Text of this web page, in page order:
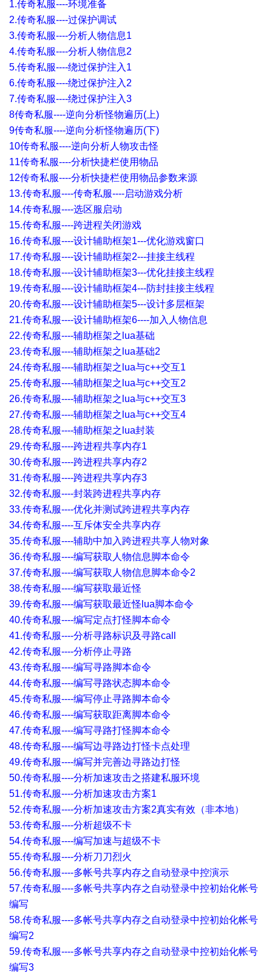
1.传奇私服----环境准备
2.传奇私服----过保护调试
3.传奇私服----分析人物信息1
4.传奇私服----分析人物信息2
5.传奇私服----绕过保护注入1
6.传奇私服----绕过保护注入2
7.传奇私服----绕过保护注入3
8传奇私服----逆向分析怪物遍历(上)
9传奇私服----逆向分析怪物遍历(下)
10传奇私服----逆向分析人物攻击怪
11传奇私服----分析快捷栏使用物品
12传奇私服----分析快捷栏使用物品参数来源
13.传奇私服----传奇私服----启动游戏分析
14.传奇私服----选区服启动
15.传奇私服----跨进程关闭游戏
16.传奇私服----设计辅助框架1---优化游戏窗口
17.传奇私服----设计辅助框架2---挂接主线程
18.传奇私服----设计辅助框架3---优化挂接主线程
19.传奇私服----设计辅助框架4---防封挂接主线程
20.传奇私服----设计辅助框架5---设计多层框架
21.传奇私服----设计辅助框架6----加入人物信息
22.传奇私服----辅助框架之lua基础
23.传奇私服----辅助框架之lua基础2
24.传奇私服----辅助框架之lua与c++交互1
25.传奇私服----辅助框架之lua与c++交互2
26.传奇私服----辅助框架之lua与c++交互3
27.传奇私服----辅助框架之lua与c++交互4
28.传奇私服----辅助框架之lua封装
29.传奇私服----跨进程共享内存1
30.传奇私服----跨进程共享内存2
31.传奇私服----跨进程共享内存3
32.传奇私服----封装跨进程共享内存
33.传奇私服----优化并测试跨进程共享内存
34.传奇私服----互斥体安全共享内存
35.传奇私服----辅助中加入跨进程共享人物对象
36.传奇私服----编写获取人物信息脚本命令
37.传奇私服----编写获取人物信息脚本命令2
38.传奇私服----编写获取最近怪
39.传奇私服----编写获取最近怪lua脚本命令
40.传奇私服----编写定点打怪脚本命令
41.传奇私服----分析寻路标识及寻路call
42.传奇私服----分析停止寻路
43.传奇私服----编写寻路脚本命令
44.传奇私服----编写寻路状态脚本命令
45.传奇私服----编写停止寻路脚本命令
46.传奇私服----编写获取距离脚本命令
47.传奇私服----编写寻路打怪脚本命令
48.传奇私服----编写边寻路边打怪卡点处理
49.传奇私服----编写并完善边寻路边打怪
50.传奇私服----分析加速攻击之搭建私服环境
51.传奇私服----分析加速攻击方案1
52.传奇私服----分析加速攻击方案2真实有效（非本地）
53.传奇私服----分析超级不卡
54.传奇私服----编写加速与超级不卡
55.传奇私服----分析刀刀烈火
56.传奇私服----多帐号共享内存之自动登录中控演示
57.传奇私服----多帐号共享内存之自动登录中控初始化帐号
编写
58.传奇私服----多帐号共享内存之自动登录中控初始化帐号
编写2
59.传奇私服----多帐号共享内存之自动登录中控初始化帐号
编写3